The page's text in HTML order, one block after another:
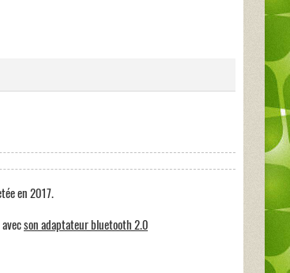
en 2017.
son adaptateur bluetooth 2.0